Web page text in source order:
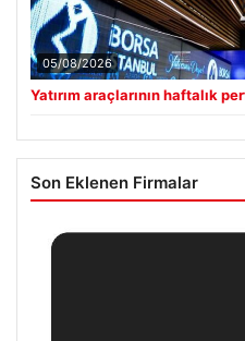
05/08/2026
Yatırım araçlarının haftalık
Son Eklenen Firmalar